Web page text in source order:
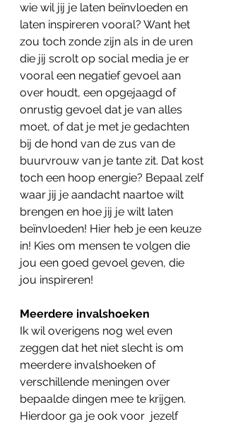
wie wil jij je laten beïnvloeden en
laten inspireren vooral? Want het
zou toch zonde zijn als in de uren
die jij scrolt op social media je er
vooral een negatief gevoel aan
over houdt, een opgejaagd of
onrustig gevoel dat je van alles
moet, of dat je met je gedachten
bij de hond van de zus van de
buurvrouw van je tante zit. Dat kost
toch een hoop energie? Bepaal zelf
waar jij je aandacht naartoe wilt
brengen en hoe jij je wilt laten
beïnvloeden! Hier heb je een keuze
in! Kies om mensen te volgen die
jou een goed gevoel geven, die
jou inspireren!
Meerdere invalshoeken
Ik wil overigens nog wel even
zeggen dat het niet slecht is om
meerdere invalshoeken of
verschillende meningen over
bepaalde dingen mee te krijgen.
Hierdoor ga je ook voor  jezelf